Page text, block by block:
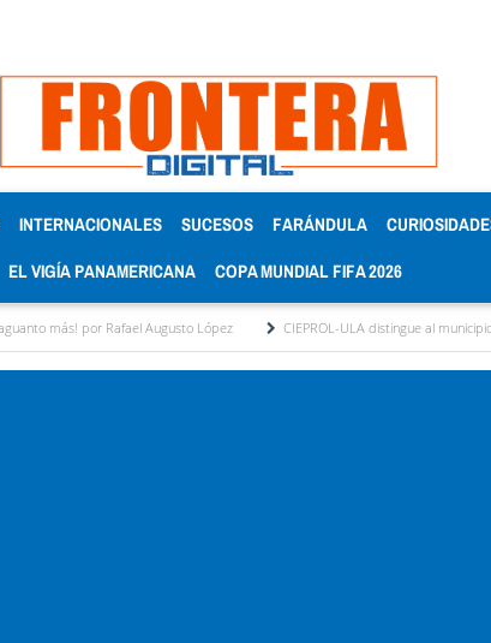
INTERNACIONALES SUCESOS FARÁNDULA
EL VIGÍA PANAMERICANA COPA MUNDIAL FIFA 2026
Rafael Augusto López CIEPROL-ULA distingue al municipio Zea como